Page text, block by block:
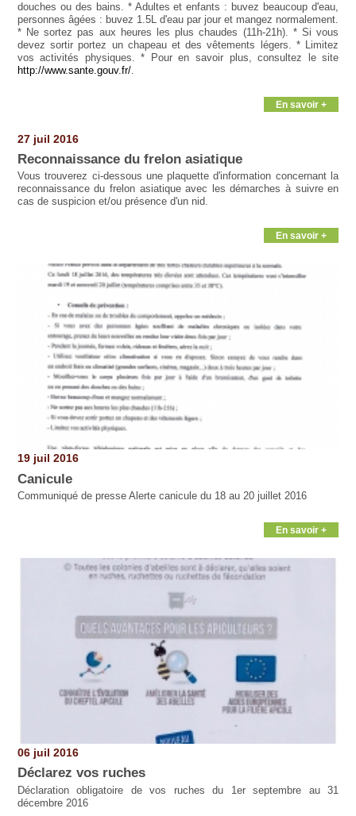
douches ou des bains. * Adultes et enfants : buvez beaucoup d'eau,
personnes âgées : buvez 1.5L d'eau par jour et mangez normalement.
* Ne sortez pas aux heures les plus chaudes (11h-21h). * Si vous
devez sortir portez un chapeau et des vêtements légers. * Limitez
vos activités physiques. * Pour en savoir plus, consultez le site
http://www.sante.gouv.fr/.
En savoir +
27 juil 2016
Reconnaissance du frelon asiatique
Vous trouverez ci-dessous une plaquette d'information concernant la
reconnaissance du frelon asiatique avec les démarches à suivre en
cas de suspicion et/ou présence d'un nid.
En savoir +
19 juil 2016
Canicule
Communiqué de presse Alerte canicule du 18 au 20 juillet 2016
En savoir +
06 juil 2016
Déclarez vos ruches
Déclaration obligatoire de vos ruches du 1er septembre au 31
décembre 2016